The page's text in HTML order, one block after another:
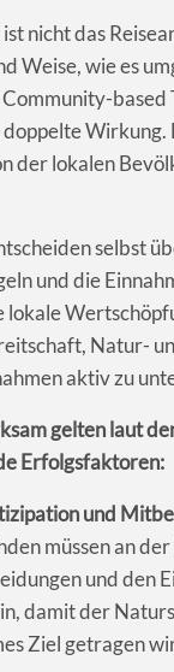
nicht das
Weise, wie es
based
Wirkung.
der lokalen
selbst
und die
lokale
Natur-
aktiv zu
gelten laut
Erfolgsfaktoren:
und
müssen an
und den
damit der
Ziel getragen